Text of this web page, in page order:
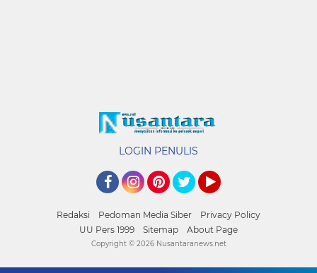
LOGIN PENULIS
Redaksi Pedoman Media Siber
Privacy Policy
UU Pers 1999
Sitemap About Page
Copyright © 2026 Nusantaranews.net